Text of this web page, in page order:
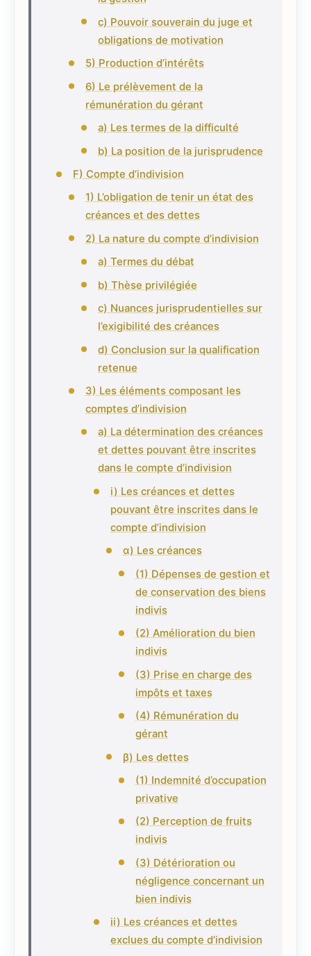
c) Pouvoir souverain du juge et
obligations de motivation
5) Production d’intérêts
6) Le prélèvement de la
rémunération du gérant
a) Les termes de la difficulté
b) La position de la jurisprudence
F) Compte d’indivision
1) L’obligation de tenir un état des
créances et des dettes
2) La nature du compte d’indivision
a) Termes du débat
b) Thèse privilégiée
c) Nuances jurisprudentielles sur
l’exigibilité des créances
d) Conclusion sur la qualification
retenue
3) Les éléments composant les
comptes d’indivision
a) La détermination des créances
et dettes pouvant être inscrites
dans le compte d’indivision
i) Les créances et dettes
pouvant être inscrites dans le
compte d’indivision
α) Les créances
(1) Dépenses de gestion et
de conservation des biens
indivis
(2) Amélioration du bien
indivis
(3) Prise en charge des
impôts et taxes
(4) Rémunération du
gérant
β) Les dettes
(1) Indemnité d’occupation
privative
(2) Perception de fruits
indivis
(3) Détérioration ou
négligence concernant un
bien indivis
ii) Les créances et dettes
exclues du compte d’indivision